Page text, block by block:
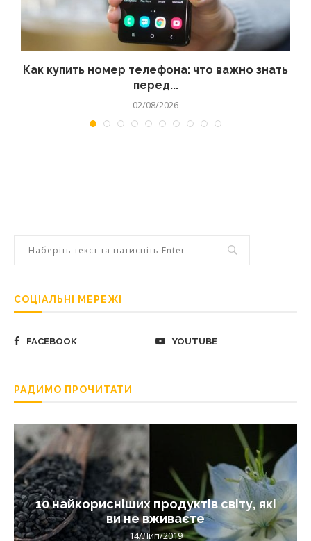
Как купить номер телефона: что важно знать
перед...
02/08/2026
СОЦІАЛЬНІ МЕРЕЖІ
FACEBOOK YOUTUBE
РАДИМО ПРОЧИТАТИ
10 найкорисніших продуктів світу, які
ви не вживаєте
14/Лип/2019